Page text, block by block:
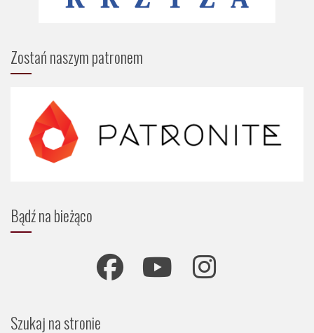
Zostań naszym patronem
Bądź na bieżąco
Szukaj na stronie